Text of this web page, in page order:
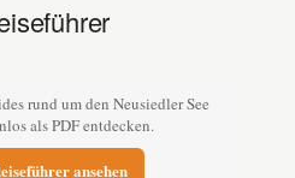
rund um den Neusiedler See
als PDF entdecken.
ansehen